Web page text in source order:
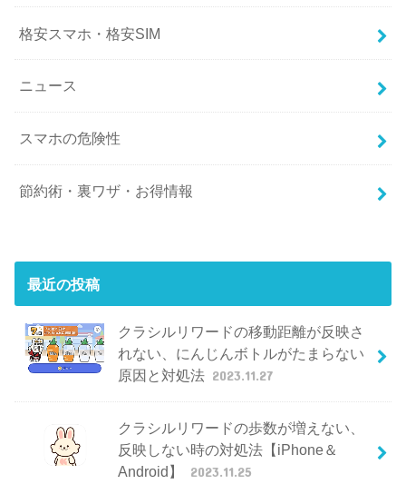
格安スマホ・格安SIM
ニュース
スマホの危険性
節約術・裏ワザ・お得情報
最近の投稿
クラシルリワードの移動距離が反映さ
れない、にんじんボトルがたまらない
原因と対処法 2023.11.27
クラシルリワードの歩数が増えない、
反映しない時の対処法【iPhone＆
Android】
2023.11.25